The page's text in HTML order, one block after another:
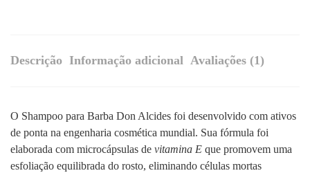
Descrição Informação adicional Avaliações (1)
O Shampoo para Barba Don Alcides foi desenvolvido com ativos
de ponta na engenharia cosmética mundial. Sua fórmula foi
elaborada com microcápsulas de vitamina E que promovem uma
esfoliação equilibrada do rosto, eliminando células mortas